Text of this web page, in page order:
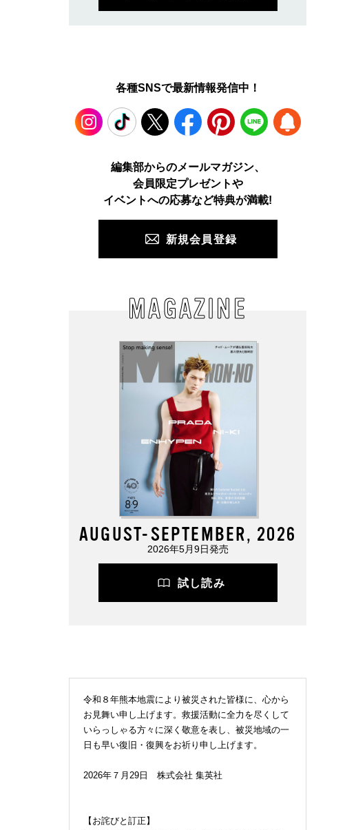
各種SNSで最新情報発信中！
TikTok Facebook Pinterest LINE
編集部からのメールマガジン、
会員限定プレゼントや
イベントへの応募など特典が満載!
新規会員登録
MAGAZINE
AUGUST-SEPTEMBER, 2026
2026年5月9日発売
試し読み
令和８年熊本地震により被災された皆様に、心から
お見舞い申し上げます。救援活動に全力を尽くして
いらっしゃる方々に深く敬意を表し、被災地域の一
日も早い復旧・復興をお祈り申し上げます。
2026年７月29日 株式会社 集英社
【お詫びと訂正】